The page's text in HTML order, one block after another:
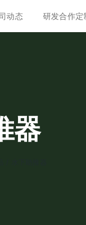
动态 研发合作定
器